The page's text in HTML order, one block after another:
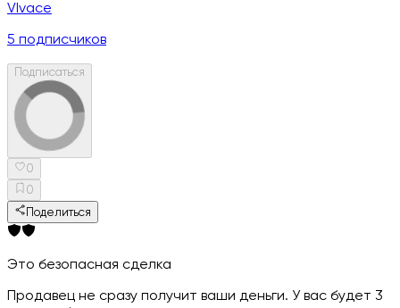
VIvace
5 подписчиков
Подписаться
0
0
Поделиться
Это безопасная сделка
Продавец не сразу получит ваши деньги. У вас будет 3